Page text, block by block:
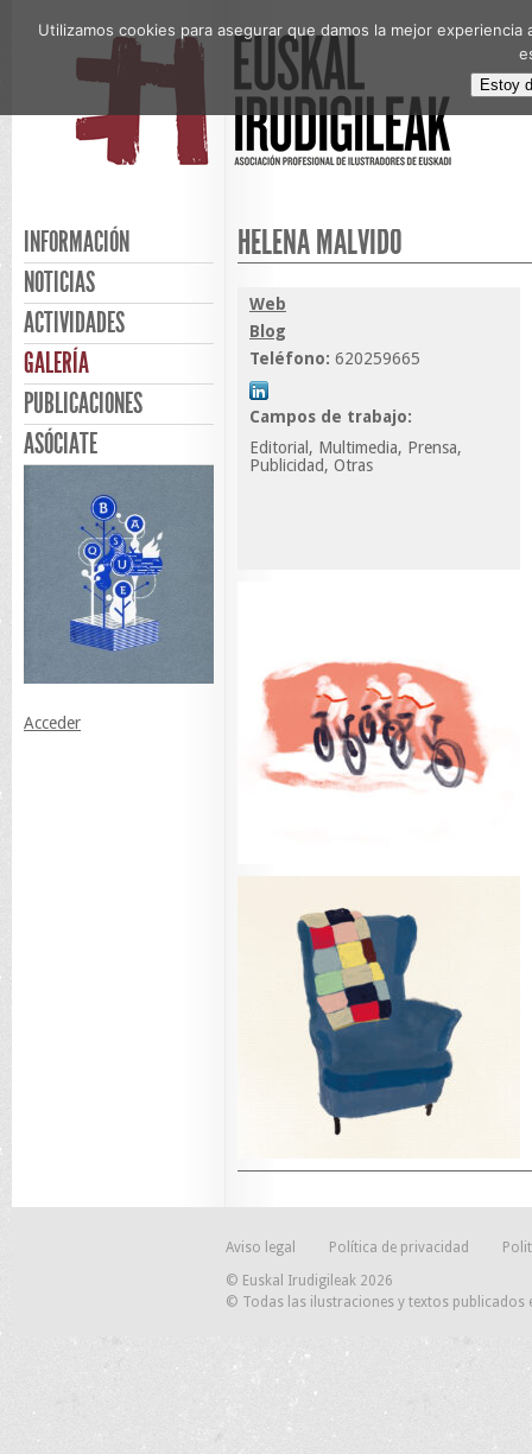
INFORMACIÓN
NOTICIAS
ACTIVIDADES
GALERÍA
PUBLICACIONES
ASÓCIATE
Acceder
HELENA MALVIDO
Web
Blog
Teléfono: 620259665
Campos de trabajo:
Editorial, Multimedia, Prensa,
Publicidad, Otras
Aviso legal Política de privacidad
© Euskal Irudigileak 2026
© Todas las ilustraciones y textos publicados
Utilizamos cookies para asegurar que damos la mejor
Estoy